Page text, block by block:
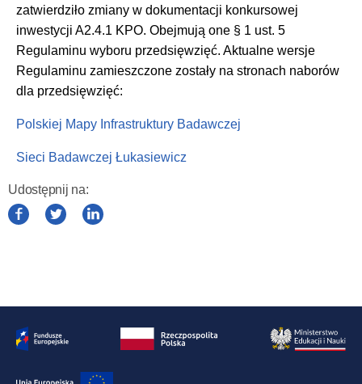
zatwierdziło zmiany w dokumentacji konkursowej
inwestycji A2.4.1 KPO. Obejmują one § 1 ust. 5
Regulaminu wyboru przedsięwzięć. Aktualne wersje
Regulaminu zamieszczone zostały na stronach naborów
dla przedsięwzięć:
Polskiej Mapy Infrastruktury Badawczej
Sieci Badawczej Łukasiewicz
Udostępnij na:
(otwiera(otwiera(otwiera